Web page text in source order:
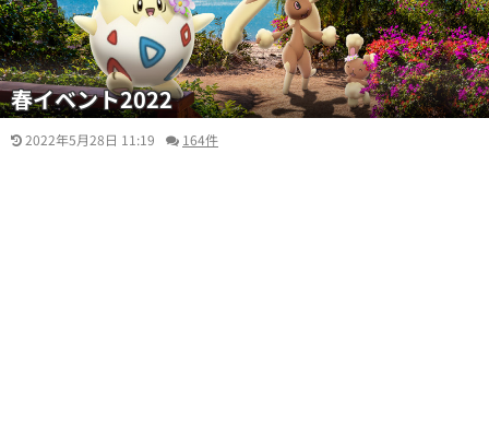
春イベント2022
2022年5月28日 11:19 164件